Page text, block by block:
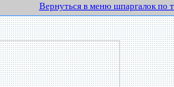
Вернуться в меню шпаргалок по